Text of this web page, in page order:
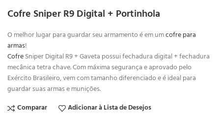
Cofre Sniper R9 Digital + Portinhola
O melhor lugar para guardar seu armamento é em umcofre para
armas!
CofreSniper Digital R9 + Gaveta possui fechadura digital + fechadura
mecânica tetra chave. Com máxima segurança e aprovado pelo
Exército Brasileiro, vem com tamanho diferenciado e é ideal para
guardar suas armas e munições.
Comparar
Adicionar à Lista de Desejos